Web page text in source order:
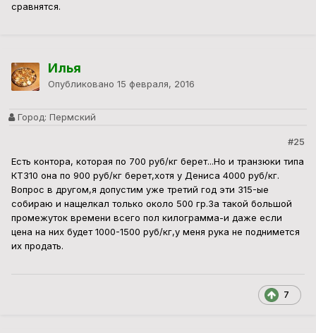
сравнятся.
Илья
Опубликовано 15 февраля, 2016
Город: Пермский
#25
Есть контора, которая по 700 руб/кг берет...Но и транзюки типа
КТ310 она по 900 руб/кг берет,хотя у Дениса 4000 руб/кг.
Вопрос в другом,я допустим уже третий год эти 315-ые
собираю и нащелкал только около 500 гр.За такой большой
промежуток времени всего пол килограмма-и даже если
цена на них будет 1000-1500 руб/кг,у меня рука не поднимется
их продать.
7